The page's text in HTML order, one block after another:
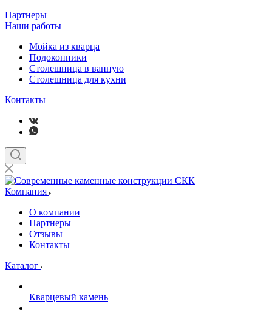
Партнеры
Наши работы
Мойка из кварца
Подоконники
Столешница в ванную
Столешница для кухни
Контакты
Компания
О компании
Партнеры
Отзывы
Контакты
Каталог
Кварцевый камень